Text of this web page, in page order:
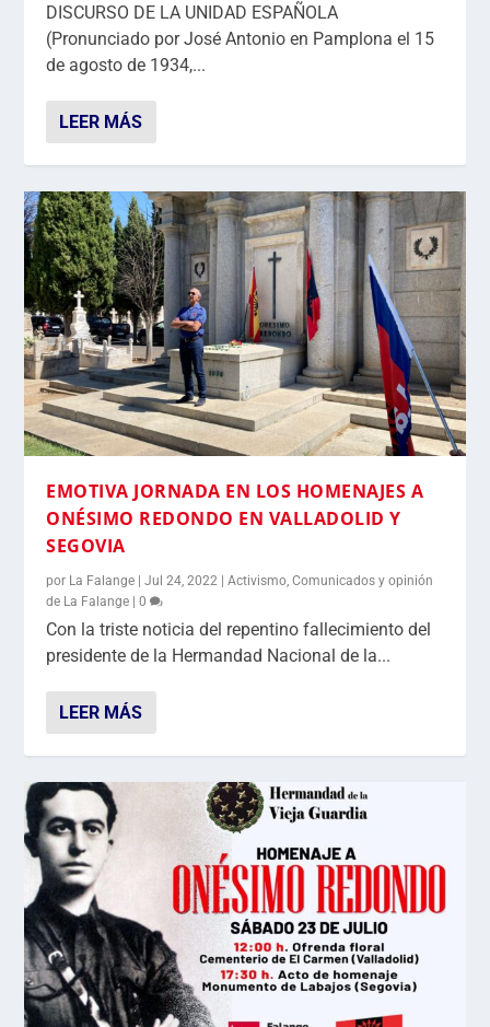
DISCURSO DE LA UNIDAD ESPAÑOLA
(Pronunciado por José Antonio en Pamplona el 15
de agosto de 1934,...
LEER MÁS
EMOTIVA JORNADA EN LOS HOMENAJES A
ONÉSIMO REDONDO EN VALLADOLID Y
SEGOVIA
por La Falange |Jul 24, 2022 |Activismo ,Comunicados y opinión
de La Falange |0
Con la triste noticia del repentino fallecimiento del
presidente de la Hermandad Nacional de la...
LEER MÁS